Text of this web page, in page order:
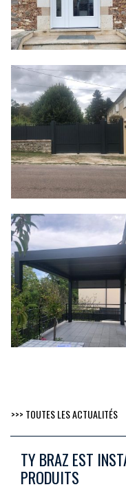
>>> TOUTES LES ACTUALITÉS
TY BRAZ EST
PRODUITS